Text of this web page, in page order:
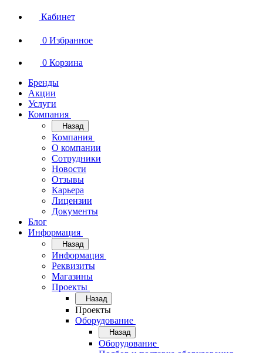
Кабинет
0 Избранное
0 Корзина
Бренды
Акции
Услуги
Компания
Назад
Компания
О компании
Сотрудники
Новости
Отзывы
Карьера
Лицензии
Документы
Блог
Информация
Назад
Информация
Реквизиты
Магазины
Проекты
Назад
Проекты
Оборудование
Назад
Оборудование